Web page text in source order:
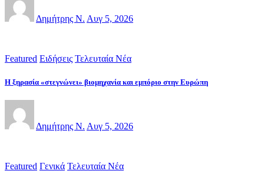
Δημήτρης Ν. Αυγ 5, 2026
Featured Ειδήσεις Τελευταία Νέα
Η ξηρασία «στεγνώνει» βιομηχανία και εμπόριο στην Ευρώπη
Δημήτρης Ν. Αυγ 5, 2026
Featured Γενικά Τελευταία Νέα